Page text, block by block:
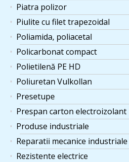
Piatra polizor
Piulite cu filet trapezoidal
Poliamida, poliacetal
Policarbonat compact
Polietilenă PE HD
Poliuretan Vulkollan
Presetupe
Prespan carton electroizolant
Produse industriale
Reparatii mecanice industriale
Rezistente electrice